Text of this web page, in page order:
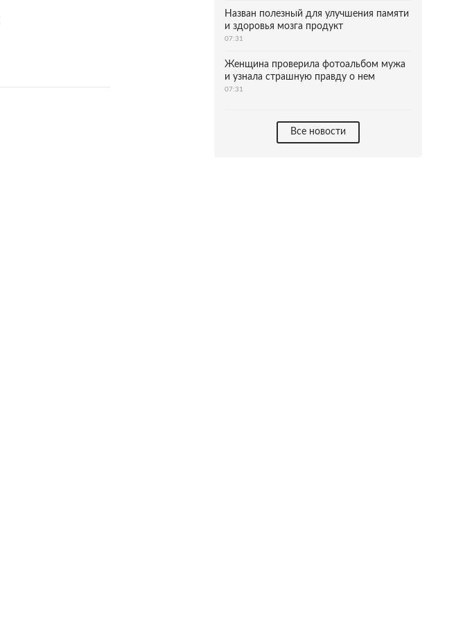
Назван полезный для улучшения памяти
и здоровья мозга продукт
07:31
Женщина проверила фотоальбом мужа
и узнала страшную правду о нем
07:31
Все новости